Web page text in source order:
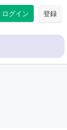
ログイン 登録